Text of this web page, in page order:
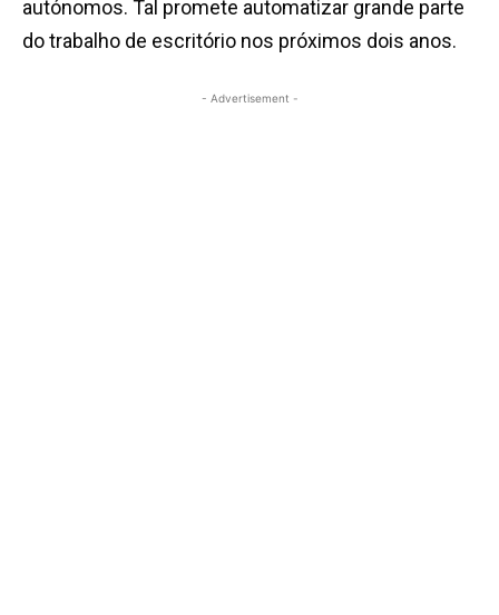
autónomos. Tal promete automatizar grande parte
do trabalho de escritório nos próximos dois anos.
- Advertisement -